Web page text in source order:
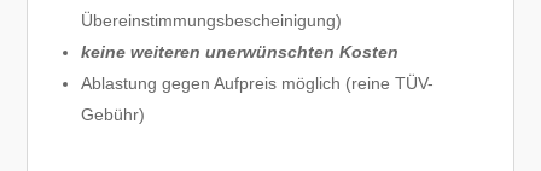
Übereinstimmungsbescheinigung)
keine weiteren unerwünschten Kosten
Ablastung gegen Aufpreis möglich (reine TÜV-
Gebühr)